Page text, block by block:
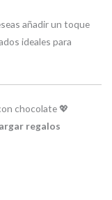
añadir un toque
ideales para
chocolate 💖
regalos